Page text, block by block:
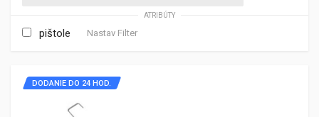
ATRIBÚTY
pištole Nastav Filter
DODANIE DO 24 HOD.